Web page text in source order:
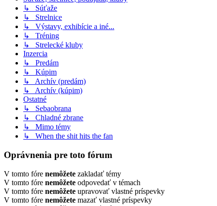
↳ Súťaže
↳ Strelnice
↳ Výstavy, exhibície a iné...
↳ Tréning
↳ Strelecké kluby
Inzercia
↳ Predám
↳ Kúpim
↳ Archív (predám)
↳ Archív (kúpim)
Ostatné
↳ Sebaobrana
↳ Chladné zbrane
↳ Mimo témy
↳ When the shit hits the fan
Oprávnenia pre toto fórum
V tomto fóre nemôžete zakladať témy
V tomto fóre nemôžete odpovedať v témach
V tomto fóre nemôžete upravovať vlastné príspevky
V tomto fóre nemôžete mazať vlastné príspevky